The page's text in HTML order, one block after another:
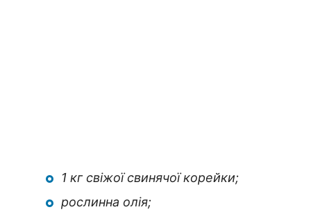
1 кг свіжої свинячої корейки;
рослинна олія;